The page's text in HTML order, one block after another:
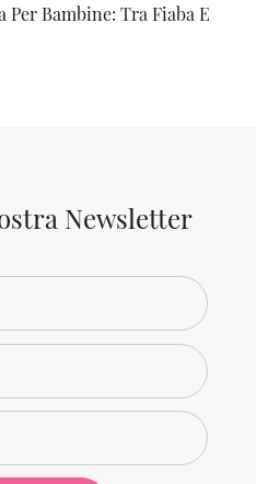
Per Bambine: Tra Fiaba E
Newsletter